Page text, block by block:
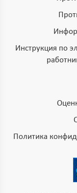
Инструкция по
Политика